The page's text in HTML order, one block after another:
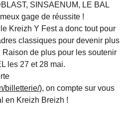
SINSAENUM, LE BAL
gage de réussite !
Kreizh Y Fest a donc tout pour
classiques pour devenir plus
Raison de plus pour les soutenir
les 27 et 28 mai.
billetterie/), on compte sur vous
en Kreizh Breizh !